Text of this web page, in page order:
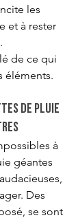
les
et à rester
de ce qui
éléments.
de pluie
à
géantes
Des
se sont